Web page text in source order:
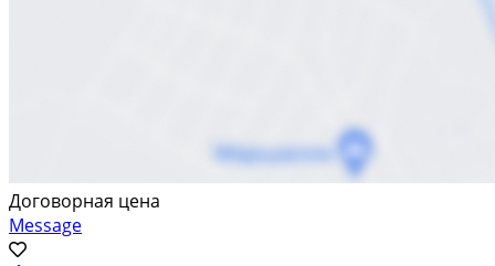
Договорная цена
Message